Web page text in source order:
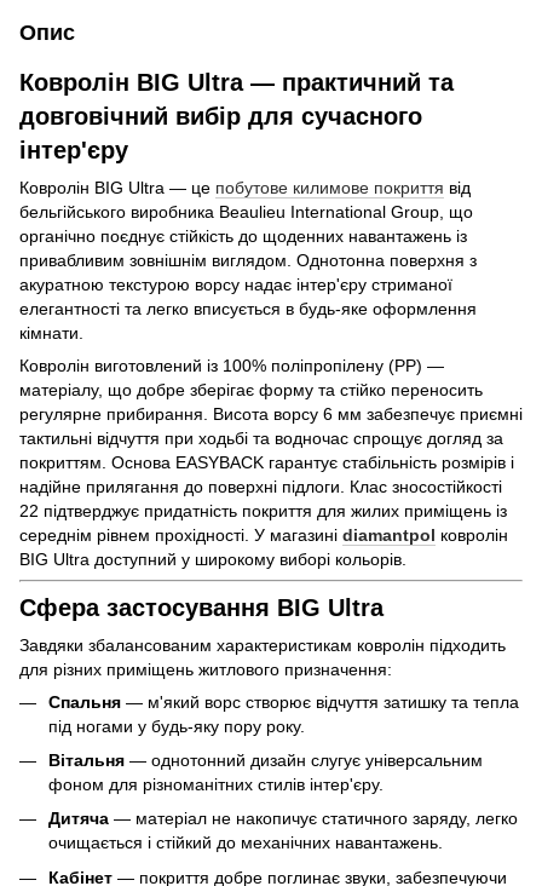
Опис
Ковролін BIG Ultra — практичний та
довговічний вибір для сучасного
інтер'єру
Ковролін BIG Ultra — це побутове килимове покриття від
бельгійського виробника Beaulieu International Group, що
органічно поєднує стійкість до щоденних навантажень із
привабливим зовнішнім виглядом. Однотонна поверхня з
акуратною текстурою ворсу надає інтер'єру стриманої
елегантності та легко вписується в будь-яке оформлення
кімнати.
Ковролін виготовлений із 100% поліпропілену (PP) —
матеріалу, що добре зберігає форму та стійко переносить
регулярне прибирання. Висота ворсу 6 мм забезпечує приємні
тактильні відчуття при ходьбі та водночас спрощує догляд за
покриттям. Основа EASYBACK гарантує стабільність розмірів і
надійне прилягання до поверхні підлоги. Клас зносостійкості
22 підтверджує придатність покриття для жилих приміщень із
середнім рівнем прохідності. У магазині diamantpol ковролін
BIG Ultra доступний у широкому виборі кольорів.
Сфера застосування BIG Ultra
Завдяки збалансованим характеристикам ковролін підходить
для різних приміщень житлового призначення:
Спальня — м'який ворс створює відчуття затишку та тепла
під ногами у будь-яку пору року.
Вітальня — однотонний дизайн слугує універсальним
фоном для різноманітних стилів інтер'єру.
Дитяча — матеріал не накопичує статичного заряду, легко
очищається і стійкий до механічних навантажень.
Кабінет — покриття добре поглинає звуки, забезпечуючи